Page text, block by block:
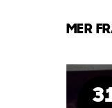
MER